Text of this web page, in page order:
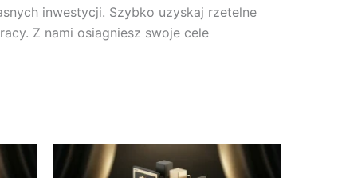
inwestycji. Szybko uzyskaj rzetelne
Z nami osiagniesz swoje cele